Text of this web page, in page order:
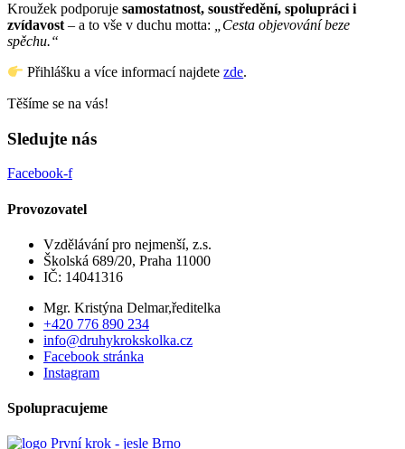
Kroužek podporuje samostatnost, soustředění, spolupráci i
zvídavost– a to vše v duchu motta: „Cesta objevování beze
spěchu.“
Přihlášku a více informací najdetezde.
Těšíme se na vás!
Sledujte nás
Facebook-f
Provozovatel
Vzdělávání pro nejmenší, z.s.
Školská 689/20, Praha 11000
IČ: 14041316
Mgr. Kristýna Delmar,ředitelka
+420 776 890 234
info@druhykrokskolka.cz
Facebook stránka
Instagram
Spolupracujeme